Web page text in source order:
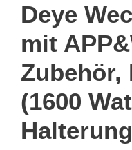
Deye
mit
Zubehör,
(1600